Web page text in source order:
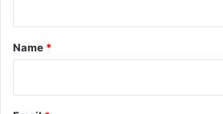
*
Name *